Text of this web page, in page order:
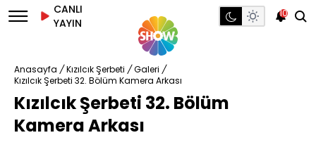
CANLI
YAYIN
10
Anasayfa / Kızılcık Şerbeti / Galeri /
Kızılcık Şerbeti 32. Bölüm Kamera Arkası
Kızılcık Şerbeti 32. Bölüm
Kamera Arkası